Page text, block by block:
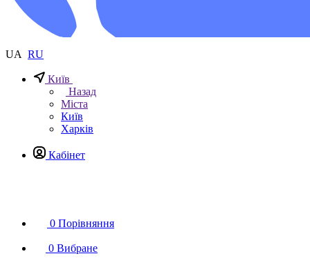
UA RU
Київ
Назад
Міста
Київ
Харків
Кабінет
0 Порівняння
0 Вибране